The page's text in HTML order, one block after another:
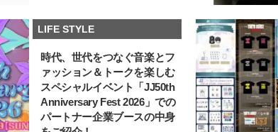
LIFE STYLE
時代、世代をつなぐ音楽とフ
ァッション＆トークを楽しむ
スペシャルイベント「JJ50th
Anniversary Fest 2026」での
パートナー企業ブースの中身
【注目アーティストRainy。っ
て？】自称“コスメオタク見習
い”のポーチの中身、拝見しま
す！
BEAUTY